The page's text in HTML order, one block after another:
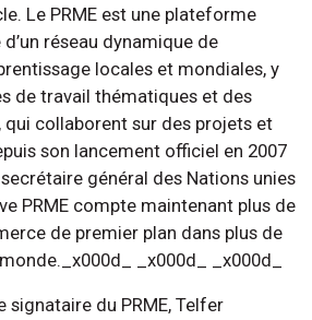
Le PRME est une plateforme
réseau dynamique de
locales et mondiales, y
de travail thématiques et des
collaborent sur des projets et
son lancement officiel en 2007
général des Nations unies
PRME compte maintenant plus de
de premier plan dans plus de
_x000d_ _x000d_
signataire du PRME, Telfer